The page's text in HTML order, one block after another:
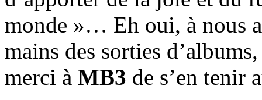
monde »… Eh oui, à nous
mains des sorties
merci à MB3 de s’en tenir